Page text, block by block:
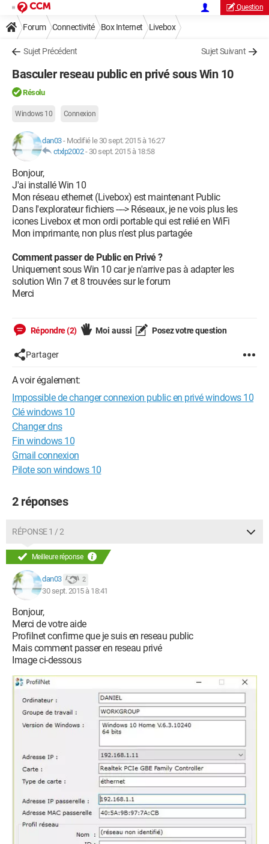
Question
Forum Connectivité Box Internet Livebox
Sujet Précédent Sujet Suivant
Basculer reseau public en privé sous Win 10
Résolu
Windows 10 Connexion
dan03- Modifié le 30 sept. 2015 à 16:27
ctxlp2002- 30 sept. 2015 à 18:58
Bonjour,
J'ai installé Win 10
Mon réseau ethernet (Livebox) est maintenant Public
Dans l'explorateur fichiers ----> Réseaux, je ne vois plus les
icones Livebox et mon ordi portable qui est relié en WiFi
Mon imprimante, non plus n'est plus partagée
Comment passer de Public en Privé ?
Uniquement sous Win 10 car je n'arrive pas à adapter les
solution Win 7 et 8 trouvées sur le forum
Merci
Répondre (2) Moi aussi Posez votre question
Partager
A voir également:
Impossible de changer connexion public en privé windows 10
Clé windows 10
Changer dns
Fin windows 10
Gmail connexion
Pilote son windows 10
2 réponses
RÉPONSE 1 / 2
Meilleure réponse
dan03 2
30 sept. 2015 à 18:41
Bonjour,
Merci de votre aide
Profilnet confirme que je suis en reseau public
Mais comment passer en reseau privé
Image ci-dessous